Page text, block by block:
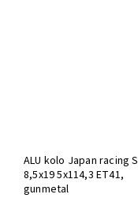
ALU kolo Japan racing
8,5x19 5x114,3 ET41,
gunmetal